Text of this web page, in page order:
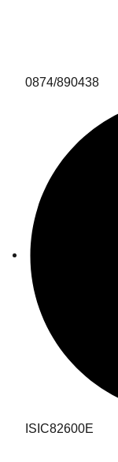
0874/890438
ISIC82600E